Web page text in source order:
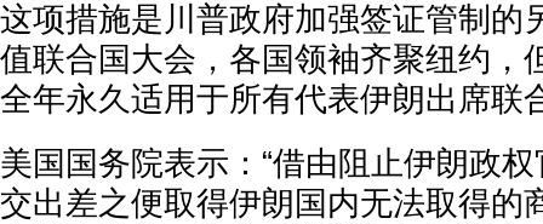
这项措施是川普政府加强签证管制的
值联合国大会，各国领袖齐聚纽约，
全年永久适用于所有代表伊朗出席联
美国国务院表示：“借由阻止伊朗政
交出差之便取得伊朗国内无法取得的